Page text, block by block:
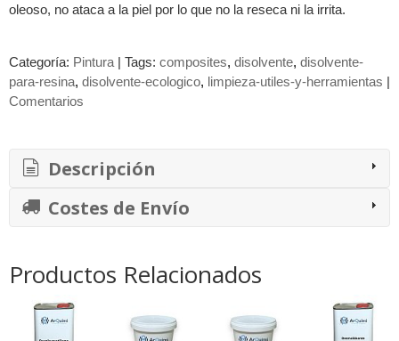
oleoso, no ataca a la piel por lo que no la reseca ni la irrita.
Categoría: Pintura | Tags: composites disolvente disolvente-
para-resina disolvente-ecologico limpieza-utiles-y-herramientas |
Comentarios
Descripción
Costes de Envío
Productos Relacionados